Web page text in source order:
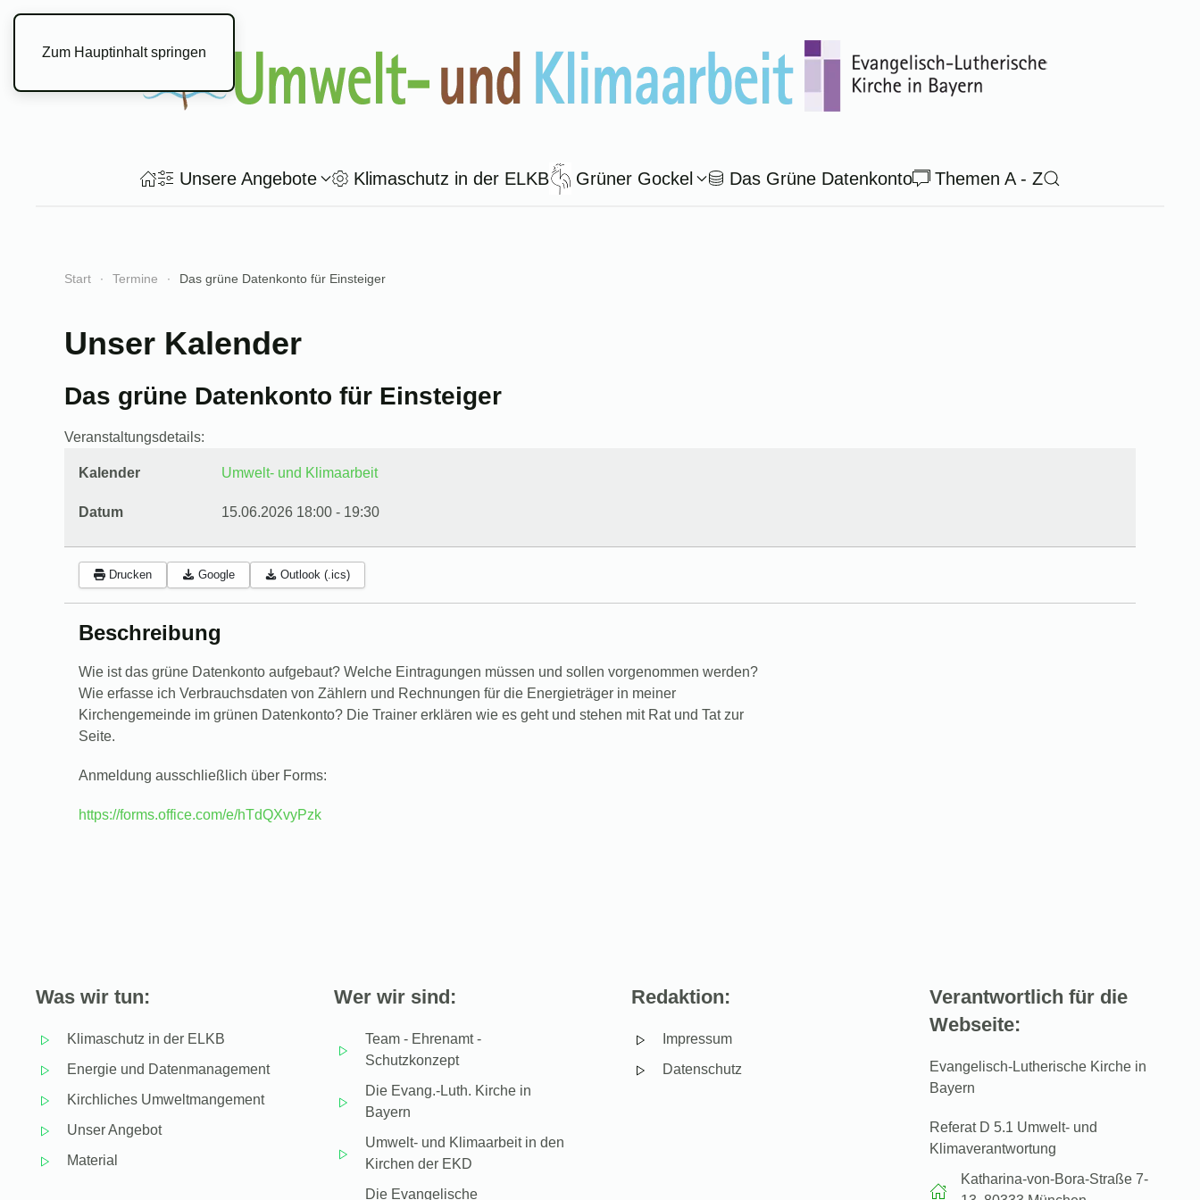
Zum Hauptinhalt springen
Unsere Angebote Klimaschutz in der ELKB Grüner Gockel Das Grüne Datenkonto Themen A - Z
Start Termine Das grüne Datenkonto für Einsteiger
Unser Kalender
Das grüne Datenkonto für Einsteiger
Veranstaltungsdetails:
Kalender Umwelt- und Klimaarbeit
Datum 15.06.2026 18:00 - 19:30
Drucken Google Outlook (.ics)
Beschreibung
Wie ist das grüne Datenkonto aufgebaut? Welche Eintragungen müssen und sollen vorgenommen werden?
Wie erfasse ich Verbrauchsdaten von Zählern und Rechnungen für die Energieträger in meiner
Kirchengemeinde im grünen Datenkonto? Die Trainer erklären wie es geht und stehen mit Rat und Tat zur
Seite.
Anmeldung ausschließlich über Forms:
https://forms.office.com/e/hTdQXvyPzk
Was wir tun:
Klimaschutz in der ELKB
Energie und Datenmanagement
Kirchliches Umweltmangement
Unser Angebot
Material
Wer wir sind:
Team - Ehrenamt -
Schutzkonzept
Die Evang.-Luth. Kirche in
Bayern
Umwelt- und Klimaarbeit in den
Kirchen der EKD
Die Evangelische
Redaktion:
Impressum
Datenschutz
Verantwortlich für die
Webseite:
Evangelisch-Lutherische Kirche in
Bayern
Referat D 5.1 Umwelt- und
Klimaverantwortung
Katharina-von-Bora-Straße 7-